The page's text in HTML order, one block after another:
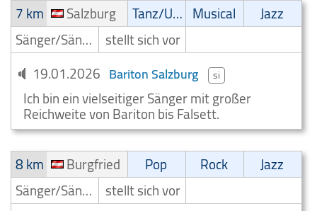
7 km
Salzburg Tanz/Unterhaltungsmusik Musical
Jazz
Sänger/Sängerin stellt sich vor
19.01.2026 Bariton Salzburg si
Ich bin ein vielseitiger Sänger mit großer
Reichweite von Bariton bis Falsett.
8 km
Burgfried Pop Rock
Jazz
Sänger/Sängerin stellt sich vor